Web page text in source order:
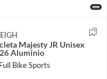
Majesty JR Unisex
Aluminio
Bike Sports